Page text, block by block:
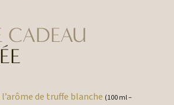
CADEAU
de truffe blanche (100 ml –